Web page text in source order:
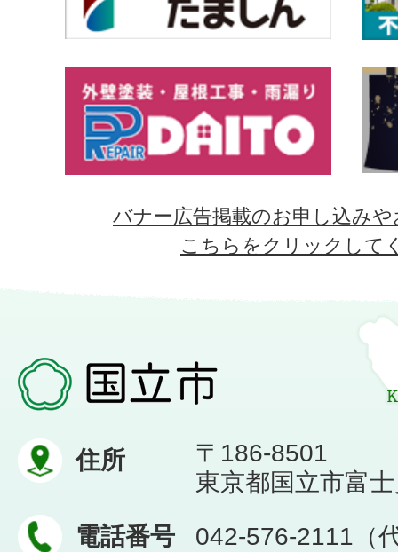
バナー広告掲載のお申し込み
こちらをクリックして
住所
〒186-8501
東京都国立市富
電話番号
042-576-2111（